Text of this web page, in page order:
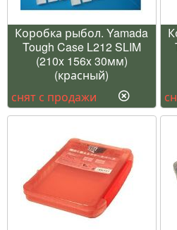
Коробка рыбол. Yamada
Tough Case L212 SLIM
(210x 156x 30мм)
(красный)
снят с продажи